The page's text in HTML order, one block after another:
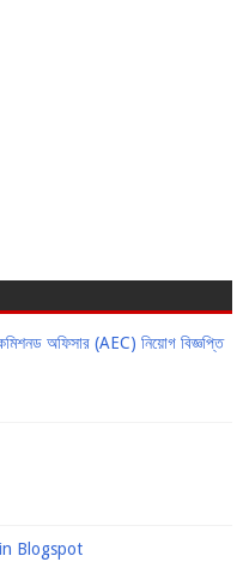
কমিশনড অফিসার (AEC) নিয়োগ বিজ্ঞপ্তি
Blogspot